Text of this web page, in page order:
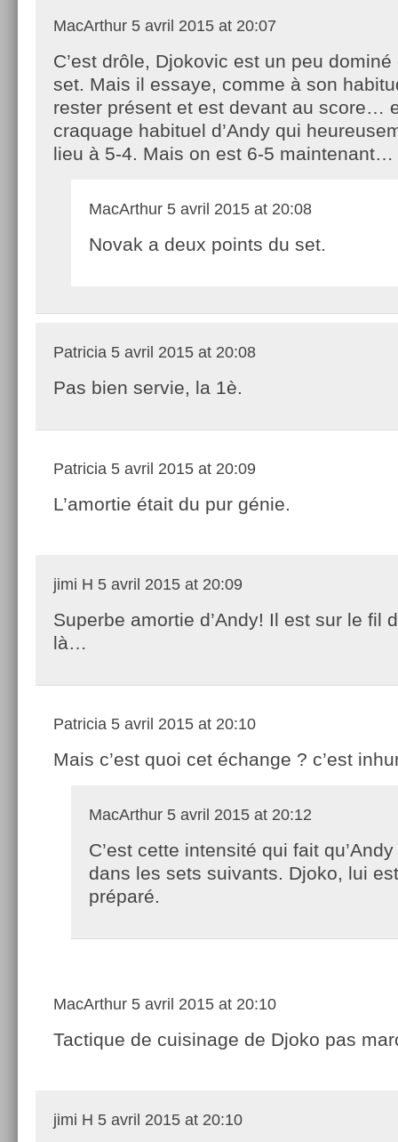
MacArthur 5 avril 2015 at 20:07
C’est drôle, Djokovic est un peu
set. Mais il essaye, comme à son
rester présent et est devant au score…
craquage habituel d’Andy qui
lieu à 5-4. Mais on est 6-5 maintenant…
MacArthur 5 avril 2015 at 20:08
Novak a deux points du set.
Patricia 5 avril 2015 at 20:08
Pas bien servie, la 1è.
Patricia 5 avril 2015 at 20:09
L’amortie était du pur génie.
jimi H 5 avril 2015 at 20:09
Superbe amortie d’Andy! Il est sur le fil
là…
Patricia 5 avril 2015 at 20:10
Mais c’est quoi cet échange ? c’est
MacArthur 5 avril 2015 at 20:12
C’est cette intensité qui fait
dans les sets suivants. Djoko, lui
préparé.
MacArthur 5 avril 2015 at 20:10
Tactique de cuisinage de Djoko pas
jimi H 5 avril 2015 at 20:10